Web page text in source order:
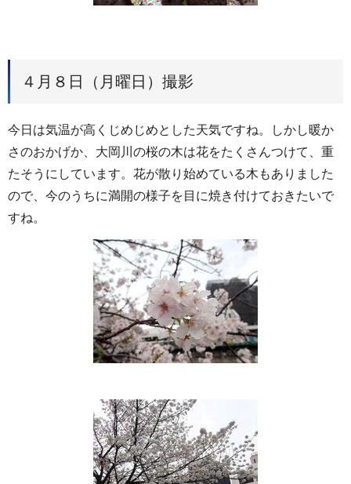
４月８日（月曜日）撮影
今日は気温が高くじめじめとした天気ですね。しかし暖か
さのおかげか、大岡川の桜の木は花をたくさんつけて、重
たそうにしています。花が散り始めている木もありました
ので、今のうちに満開の様子を目に焼き付けておきたいで
すね。